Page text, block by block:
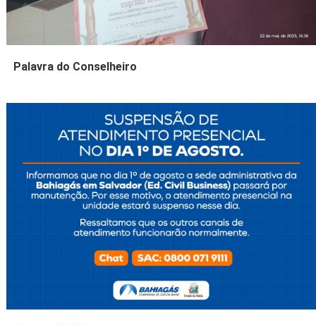
Palavra do Conselheiro